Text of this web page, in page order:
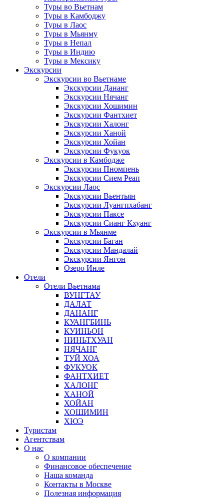
Туры во Вьетнам
Туры в Камбоджу
Туры в Лаос
Туры в Мьянму
Туры в Непал
Туры в Индию
Туры в Мексику
Экскурсии
Экскурсии во Вьетнаме
Экскурсии Дананг
Экскурсии Нячанг
Экскурсии Хошимин
Экскурсии Фантхиет
Экскурсии Халонг
Экскурсии Ханой
Экскурсии Хойан
Экскурсии Фукуок
Экскурсии в Камбодже
Экскурсии Пномпень
Экскурсии Сием Реап
Экскурсии Лаос
Экскурсии Вьентьян
Экскурсии Луангпхабанг
Экскурсии Паксе
Экскурсии Сианг Кхуанг
Экскурсии в Мьянме
Экскурсии Баган
Экскурсии Мандалай
Экскурсии Янгон
Озеро Инле
Отели
Отели Вьетнама
ВУНГТАУ
ДАЛАТ
ДАНАНГ
КУАНГБИНЬ
КУИНЬОН
НИНЬТХУАН
НЯЧАНГ
ТУЙ ХОА
ФУКУОК
ФАНТХИЕТ
ХАЛОНГ
ХАНОЙ
ХОЙАН
ХОШИМИН
ХЮЭ
Туристам
Агентствам
О нас
О компании
Финансовое обеспечение
Наша команда
Контакты в Москве
Полезная информация